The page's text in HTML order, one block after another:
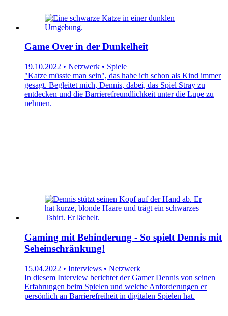
Game Over in der Dunkelheit
19.10.2022 • Netzwerk • Spiele
"Katze müsste man sein", das habe ich schon als Kind immer
gesagt. Begleitet mich, Dennis, dabei, das Spiel Stray zu
entdecken und die Barrierefreundlichkeit unter die Lupe zu
nehmen.
Gaming mit Behinderung - So spielt Dennis mit
Seheinschränkung!
15.04.2022 • Interviews • Netzwerk
In diesem Interview berichtet der Gamer Dennis von seinen
Erfahrungen beim Spielen und welche Anforderungen er
persönlich an Barrierefreiheit in digitalen Spielen hat.